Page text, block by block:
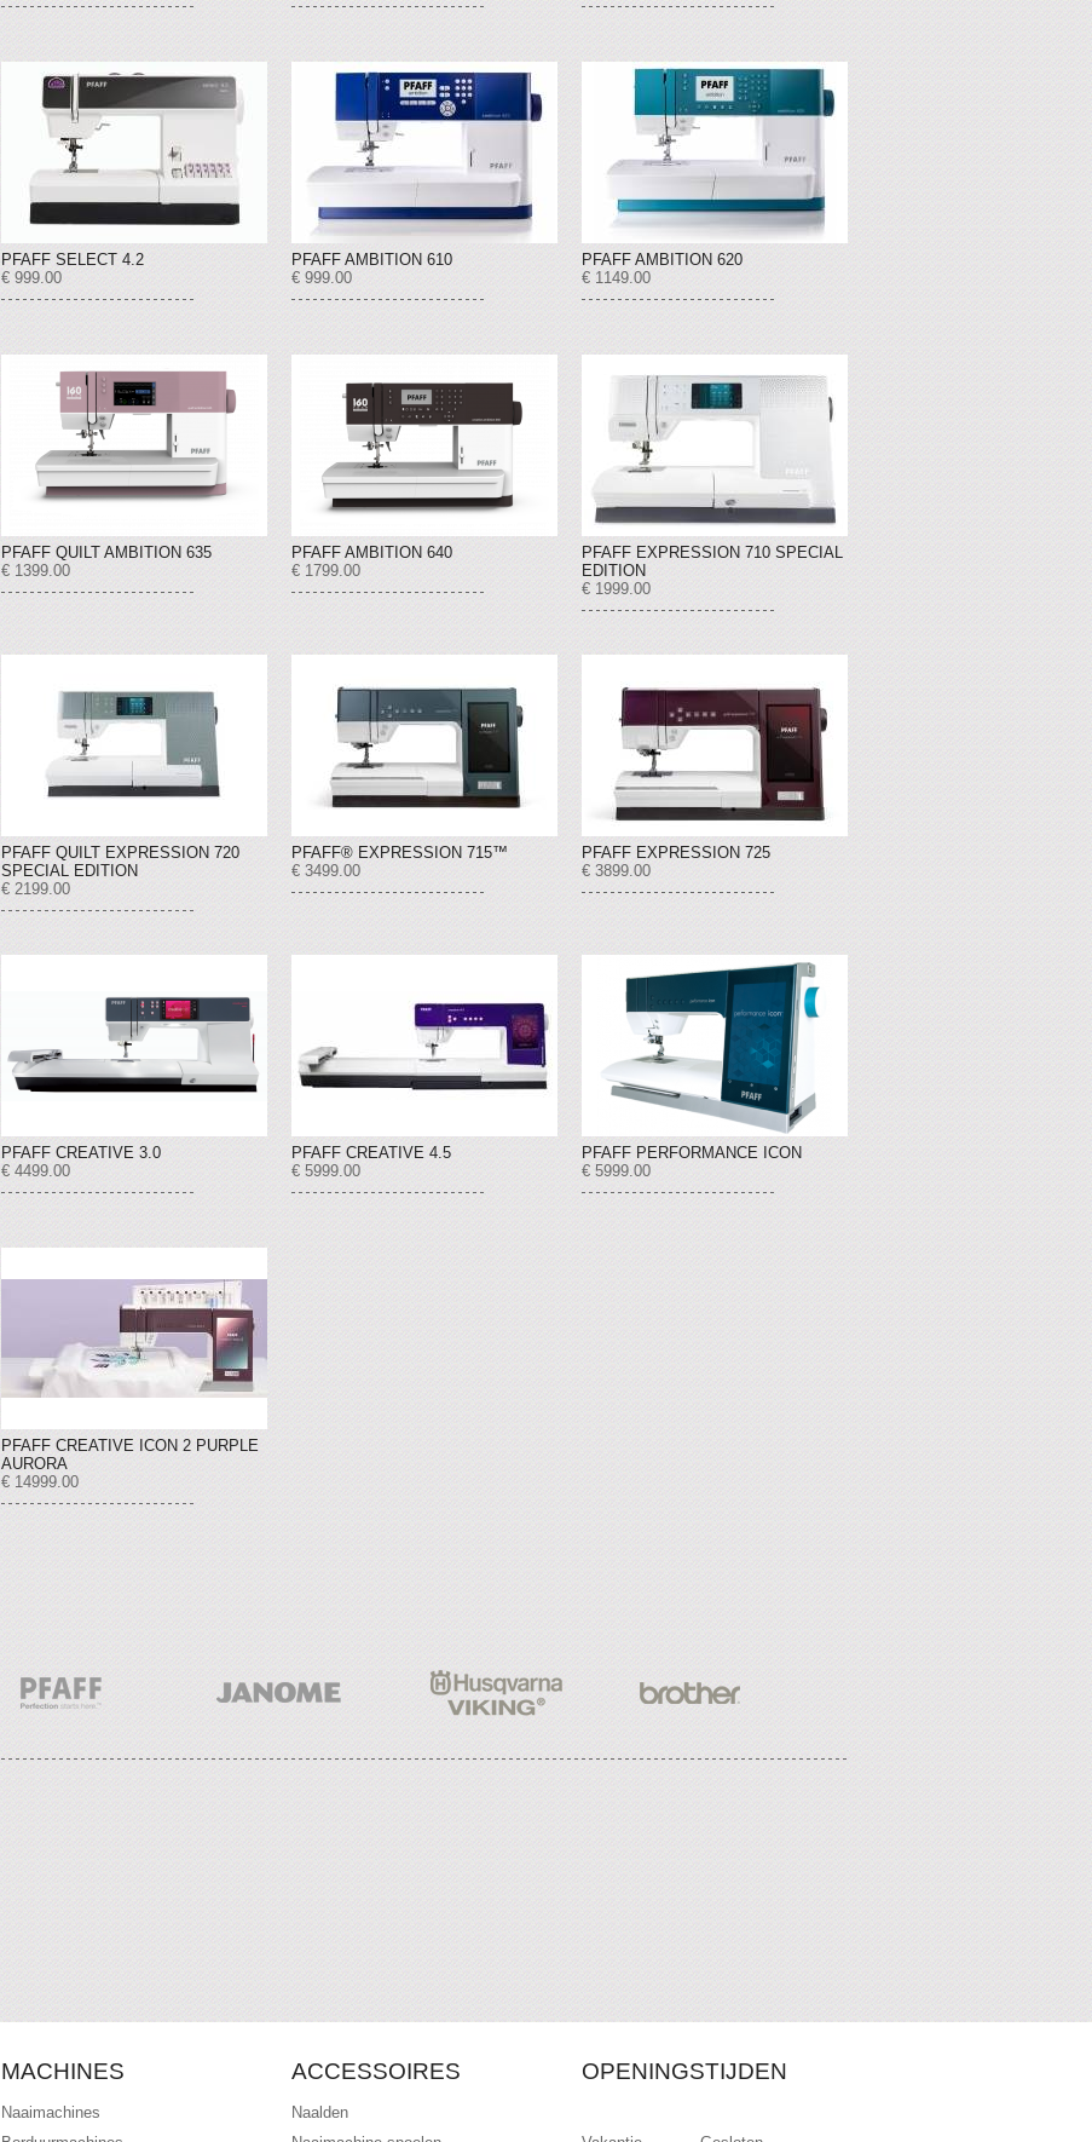
PFAFF SELECT 4.2
€ 999.00
PFAFF AMBITION 610
€ 999.00
PFAFF AMBITION 620
€ 1149.00
PFAFF QUILT AMBITION 635
€ 1399.00
PFAFF AMBITION 640
€ 1799.00
PFAFF EXPRESSION 710 SPECIAL
EDITION
€ 1999.00
PFAFF QUILT EXPRESSION 720
SPECIAL EDITION
€ 2199.00
PFAFF® EXPRESSION 715™
€ 3499.00
PFAFF EXPRESSION 725
€ 3899.00
PFAFF CREATIVE 3.0
€ 4499.00
PFAFF CREATIVE 4.5
€ 5999.00
PFAFF PERFORMANCE ICON
€ 5999.00
PFAFF CREATIVE ICON 2 PURPLE
AURORA
€ 14999.00
MACHINES
Naaimachines
ACCESSOIRES
Naalden
OPENINGSTIJDEN